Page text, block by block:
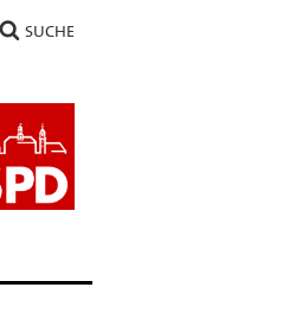
SUCHE